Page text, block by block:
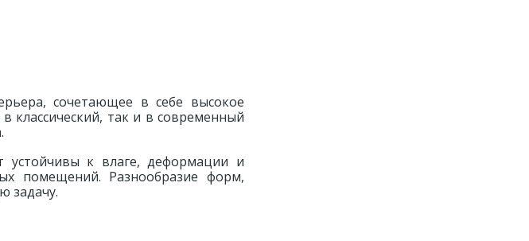
сочетающее в себе высокое
классический, так и в современный
устойчивы к влаге, деформации и
помещений. Разнообразие форм,
задачу.